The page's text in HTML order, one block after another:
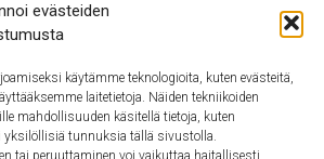
evästeiden
käytämme teknologioita, kuten evästeitä,
laitetietoja. Näiden tekniikoiden
mahdollisuuden käsitellä tietoja, kuten
tunnuksia tällä sivustolla.
tai peruuttaminen voi vaikuttaa haitallisesti
Toimitusehdot
Tietosuojaseloste